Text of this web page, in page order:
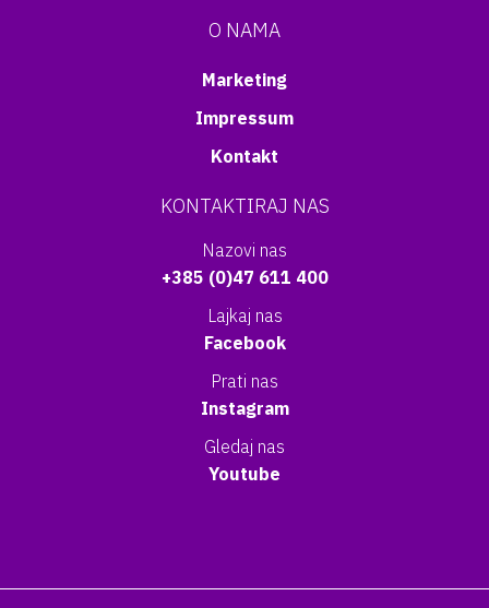
O NAMA
Marketing
Impressum
Kontakt
KONTAKTIRAJ NAS
Nazovi nas
+385 (0)47 611 400
Lajkaj nas
Facebook
Prati nas
Instagram
Gledaj nas
Youtube